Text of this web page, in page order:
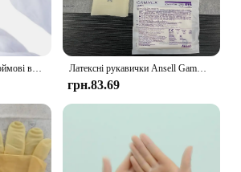
Оптові 9-дюймові/12-дюймові високоеластичні рукавички без пудри Лабораторія, одноразові латексні рукавички для очищення майстерні без пилу Латексні рукавички Ansell Gammex (1 пара) без порошку (6 розмірів) латексні рукавички довжиною близько 30 см
грн.83.69